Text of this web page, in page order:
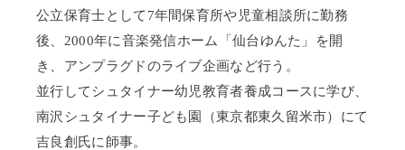
公立保育士として7年間保育所や児童相談所に勤務
後、2000年に音楽発信ホーム「仙台ゆんた」を開
き、アンプラグドのライブ企画など行う。
並行してシュタイナー幼児教育者養成コースに学び、
南沢シュタイナー子ども園（東京都東久留米市）にて
吉良創氏に師事。